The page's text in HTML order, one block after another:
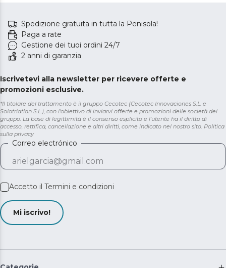
Spedizione gratuita in tutta la Penisola!
Paga a rate
Gestione dei tuoi ordini 24/7
2 anni di garanzia
Iscrivetevi alla newsletter per ricevere offerte e
promozioni esclusive.
*Il titolare del trattamento è il gruppo Cecotec (Cecotec Innovaciones S.L. e
Solotriatlon S.L.), con l'obiettivo di inviarvi offerte e promozioni delle società del
gruppo. La base di legittimità è il consenso esplicito e l'utente ha il diritto di
accesso, rettifica, cancellazione e altri diritti, come indicato nel nostro sito. Politica
sulla privacy
Correo electrónico
Accetto il Termini e condizioni
Mi iscrivo!